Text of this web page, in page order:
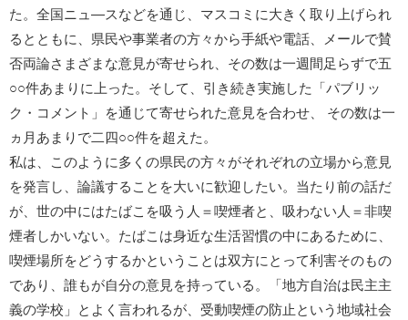
た。全国ニュ—スなどを通じ、マスコミに大きく取り上げられ
るとともに、県民や事業者の方々から手紙や電話、メールで賛
否両論さまざまな意見が寄せられ、その数は一週間足らずで五
○○件あまりに上った。そして、引き続き実施した「パブリッ
ク・コメント」を通じて寄せられた意見を合わせ、 その数は一
ヵ月あまりで二四○○件を超えた。
私は、このように多くの県民の方々がそれぞれの立場から意見
を発言し、論議することを大いに歓迎したい。当たり前の話だ
が、世の中にはたばこを吸う人＝喫煙者と、吸わない人＝非喫
煙者しかいない。たばこは身近な生活習慣の中にあるために、
喫煙場所をどうするかということは双方にとって利害そのもの
であり、誰もが自分の意見を持っている。「地方自治は民主主
義の学校」とよく言われるが、受動喫煙の防止という地域社会